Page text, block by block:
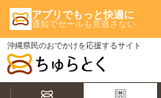
アプリでもっと快適に
通知でセールも見逃さない
沖縄県民のおでかけを応援するサイト